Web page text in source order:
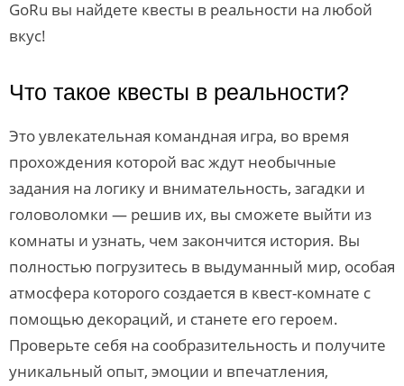
GoRu вы найдете квесты в реальности на любой
вкус!
Что такое квесты в реальности?
Это увлекательная командная игра, во время
прохождения которой вас ждут необычные
задания на логику и внимательность, загадки и
головоломки — решив их, вы сможете выйти из
комнаты и узнать, чем закончится история. Вы
полностью погрузитесь в выдуманный мир, особая
атмосфера которого создается в квест-комнате с
помощью декораций, и станете его героем.
Проверьте себя на сообразительность и получите
уникальный опыт, эмоции и впечатления,